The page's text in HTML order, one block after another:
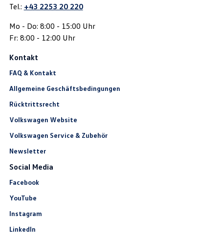
Tel.: +43 2253 20 220
Mo - Do: 8:00 - 15:00 Uhr
Fr: 8:00 - 12:00 Uhr
Kontakt
FAQ & Kontakt
Allgemeine Geschäftsbedingungen
Rücktrittsrecht
Volkswagen Website
Volkswagen Service & Zubehör
Newsletter
Social Media
Facebook
YouTube
Instagram
LinkedIn